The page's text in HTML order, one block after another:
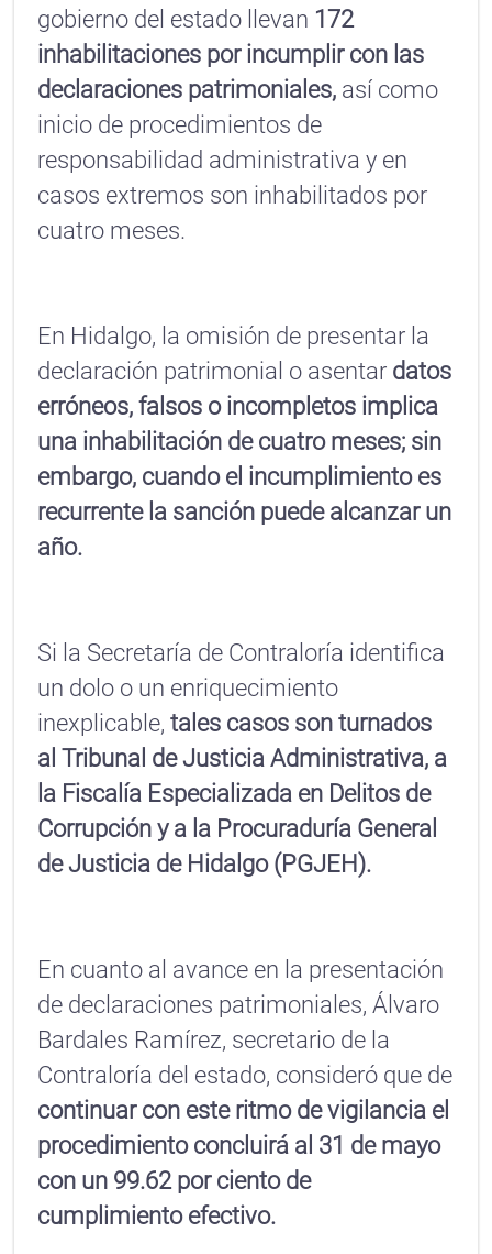
gobierno del estado llevan 172
inhabilitaciones por incumplir con las
declaraciones patrimoniales, así como
inicio de procedimientos de
responsabilidad administrativa y en
casos extremos son inhabilitados por
cuatro meses.
En Hidalgo, la omisión de presentar la
declaración patrimonial o asentar datos
erróneos, falsos o incompletos implica
una inhabilitación de cuatro meses; sin
embargo, cuando el incumplimiento es
recurrente la sanción puede alcanzar un
año.
Si la Secretaría de Contraloría identifica
un dolo o un enriquecimiento
inexplicable,tales casos son turnados
al Tribunal de Justicia Administrativa, a
la Fiscalía Especializada en Delitos de
Corrupción y a la Procuraduría General
de Justicia de Hidalgo (PGJEH).
En cuanto al avance en la presentación
de declaraciones patrimoniales, Álvaro
Bardales Ramírez, secretario de la
Contraloría del estado, consideró que de
continuar con este ritmo de vigilancia el
procedimiento concluirá al 31 de mayo
con un 99.62 por ciento de
cumplimiento efectivo.